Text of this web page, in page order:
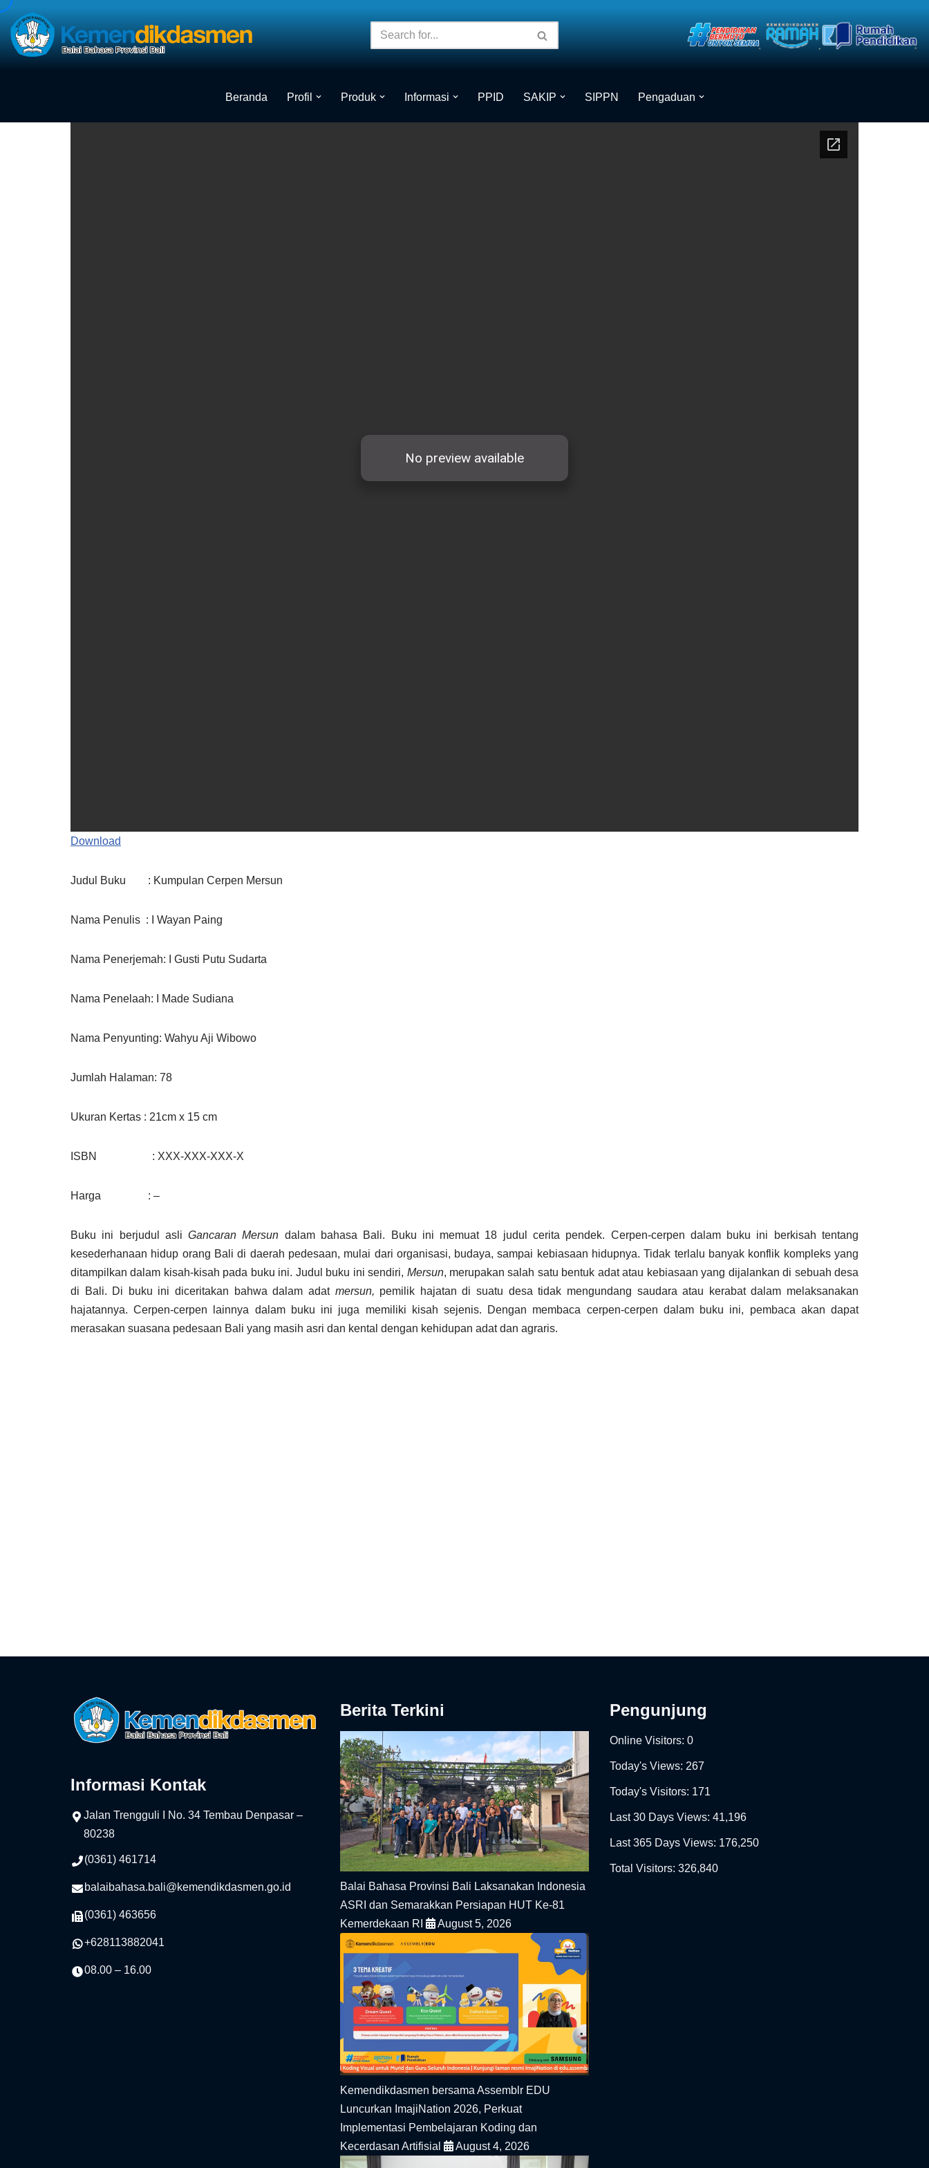
Skip
to
Beranda
Profil Produk Informasi PPID SAKIP SIPPN Pengaduan
Download
Judul Buku : Kumpulan Cerpen Mersun
Nama Penulis : I Wayan Paing
Nama Penerjemah: I Gusti Putu Sudarta
Nama Penelaah: I Made Sudiana
Nama Penyunting: Wahyu Aji Wibowo
Jumlah Halaman: 78
Ukuran Kertas : 21cm x 15 cm
ISBN : XXX-XXX-XXX-X
Harga : –
Buku ini berjudul asliGancaran Mersun dalam bahasa Bali. Buku ini memuat 18 judul cerita pendek. Cerpen-cerpen dalam buku ini berkisah tentang
kesederhanaan hidup orang Bali di daerah pedesaan, mulai dari organisasi, budaya, sampai kebiasaan hidupnya. Tidak terlalu banyak konflik kompleks yang
ditampilkan dalam kisah-kisah pada buku ini. Judul buku ini sendiri, Mersun, merupakan salah satu bentuk adat atau kebiasaan yang dijalankan di sebuah desa
di Bali. Di buku ini diceritakan bahwa dalam adat mersun, pemilik hajatan di suatu desa tidak mengundang saudara atau kerabat dalam melaksanakan
hajatannya. Cerpen-cerpen lainnya dalam buku ini juga memiliki kisah sejenis. Dengan membaca cerpen-cerpen dalam buku ini, pembaca akan dapat
merasakan suasana pedesaan Bali yang masih asri dan kental dengan kehidupan adat dan agraris.
Informasi Kontak
Jalan Trengguli I No. 34 Tembau Denpasar –
80238
(0361) 461714
balaibahasa.bali@kemendikdasmen.go.id
(0361) 463656
+628113882041
08.00 – 16.00
Berita Terkini
Balai Bahasa Provinsi Bali Laksanakan Indonesia
ASRI dan Semarakkan Persiapan HUT Ke-81
Kemerdekaan RI
August 5, 2026
Kemendikdasmen bersama Assemblr EDU
Luncurkan ImajiNation 2026, Perkuat
Implementasi Pembelajaran Koding dan
Kecerdasan Artifisial
August 4, 2026
Pengunjung
Online Visitors: 0
Today's Views: 267
Today's Visitors: 171
Last 30 Days Views: 41,196
Last 365 Days Views: 176,250
Total Visitors: 326,840